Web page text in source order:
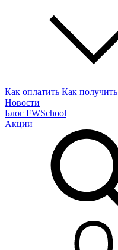
Как оплатить Как получить
Новости
Блог FWSchool
Акции